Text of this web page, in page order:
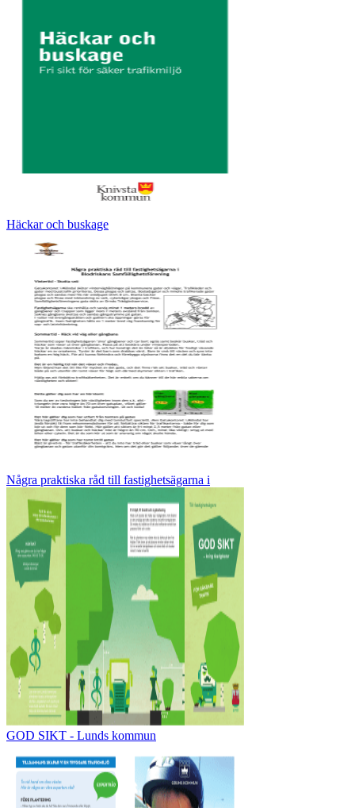
Häckar och buskage
Några praktiska råd till fastighetsägarna i
GOD SIKT - Lunds kommun